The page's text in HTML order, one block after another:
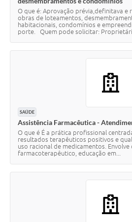
O que é: Aprovação prévia,definitava e
obras de loteamentos,
habitacionais, condomínios e
porte. Quem pode solicitar:
SAÚDE
Assistência Farmacêutica -
O que é É a prática profissional
resultados terapêuticos positivos e
uso racional de medicamentos.
farmacoterapêutico, educação em...